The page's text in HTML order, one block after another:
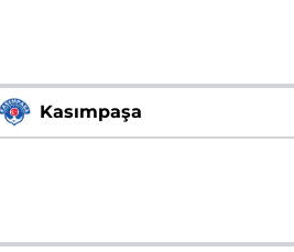
Kasımpaşa